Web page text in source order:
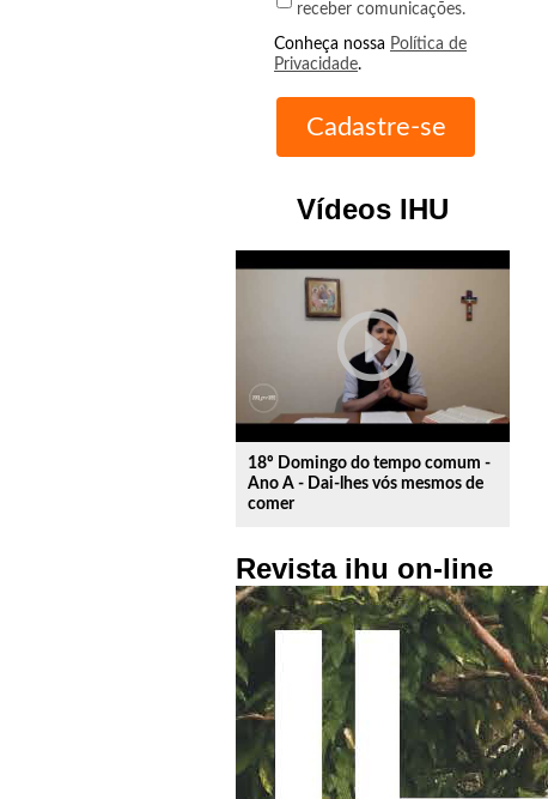
receber comunicações.
Conheça nossa Política de
Privacidade.
Vídeos IHU
play_circle_outline
18º Domingo do tempo comum -
Ano A - Dai-lhes vós mesmos de
comer
Revista ihu on-line